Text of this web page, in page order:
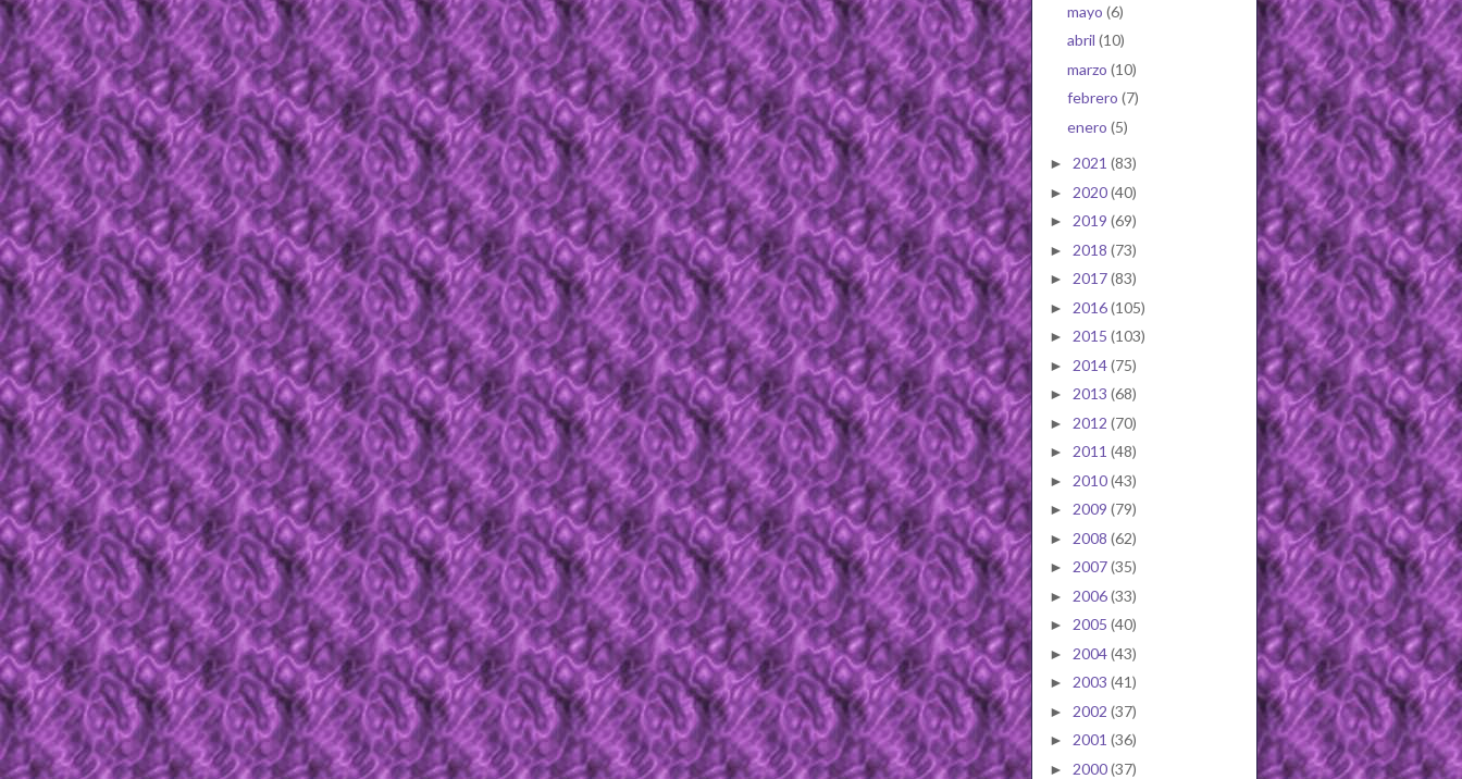
mayo (6)
abril (10)
marzo (10)
febrero (7)
enero (5)
► 2021 (83)
► 2020(40)
► 2019 (69)
► 2018 (73)
► 2017(83)
► 2016(105)
► 2015 (103)
► 2014(75)
► 2013 (68)
► 2012 (70)
► 2011 (48)
► 2010(43)
► 2009 (79)
► 2008 (62)
► 2007(35)
► 2006(33)
► 2005 (40)
► 2004(43)
► 2003 (41)
► 2002 (37)
► 2001 (36)
► 2000(37)